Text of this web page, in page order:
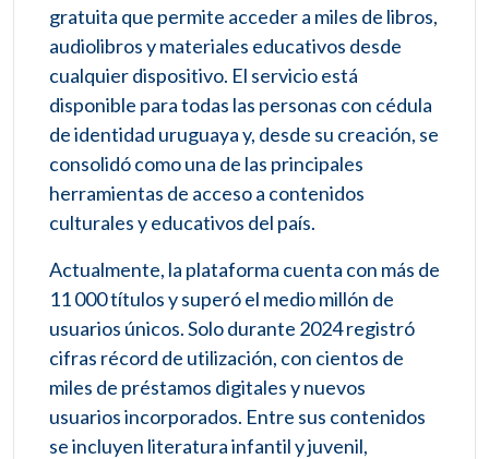
gratuita que permite acceder a miles de libros,
audiolibros y materiales educativos desde
cualquier dispositivo. El servicio está
disponible para todas las personas con cédula
de identidad uruguaya y, desde su creación, se
consolidó como una de las principales
herramientas de acceso a contenidos
culturales y educativos del país.
Actualmente, la plataforma cuenta con más de
11 000 títulos y superó el medio millón de
usuarios únicos. Solo durante 2024 registró
cifras récord de utilización, con cientos de
miles de préstamos digitales y nuevos
usuarios incorporados. Entre sus contenidos
se incluyen literatura infantil y juvenil,